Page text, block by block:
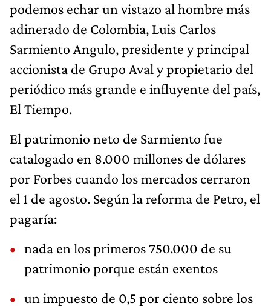
podemos echar un vistazo al hombre más
adinerado de Colombia, Luis Carlos
Sarmiento Angulo, presidente y principal
accionista de Grupo Aval y propietario del
periódico más grande e influyente del país,
El Tiempo.
El patrimonio neto de Sarmiento fue
catalogado en 8.000 millones de dólares
por Forbes cuando los mercados cerraron
el 1 de agosto. Según la reforma de Petro, el
pagaría:
nada en los primeros 750.000 de su
patrimonio porque están exentos
un impuesto de 0,5 por ciento sobre los